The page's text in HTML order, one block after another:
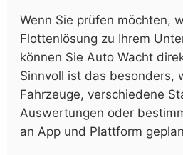
Wenn Sie prüfen möchten,
Flottenlösung zu Ihrem
können Sie Auto Wacht
Sinnvoll ist das besonders,
Fahrzeuge, verschiedene
Auswertungen oder
an App und Plattform